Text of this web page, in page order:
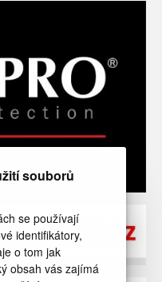
souborů
se používají
identifikátory,
o tom jak
obsah vás zajímá